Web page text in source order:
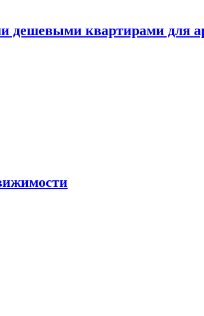
дешевыми квартирами для